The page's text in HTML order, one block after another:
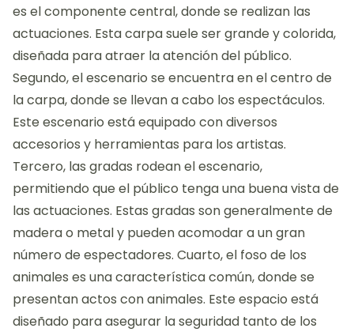
es el componente central, donde se realizan las
actuaciones. Esta carpa suele ser grande y colorida,
diseñada para atraer la atención del público.
Segundo, el escenario se encuentra en el centro de
la carpa, donde se llevan a cabo los espectáculos.
Este escenario está equipado con diversos
accesorios y herramientas para los artistas.
Tercero, las gradas rodean el escenario,
permitiendo que el público tenga una buena vista de
las actuaciones. Estas gradas son generalmente de
madera o metal y pueden acomodar a un gran
número de espectadores. Cuarto, el foso de los
animales es una característica común, donde se
presentan actos con animales. Este espacio está
diseñado para asegurar la seguridad tanto de los